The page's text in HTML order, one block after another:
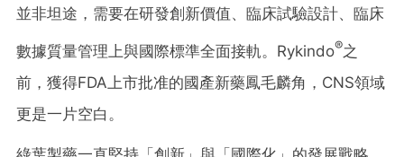
並非坦途，需要在研發創新價值、臨床試驗設計、臨床
數據質量管理上與國際標準全面接軌。Rykindo®之
前，獲得FDA上市批准的國產新藥鳳毛麟角，CNS領域
更是一片空白。